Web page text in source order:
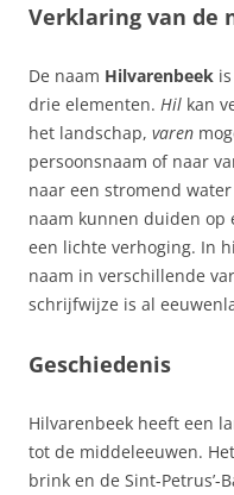
Verklaring van de
De naam Hilvarenbeek
drie elementen. Hil kan
het landschap, varen
persoonsnaam of naar
naar een stromend
naam kunnen duiden op
een lichte verhoging. In
naam in verschillende
schrijfwijze is al
Geschiedenis
Hilvarenbeek heeft een
tot de middeleeuwen.
brink en de Sint-Petrus’-